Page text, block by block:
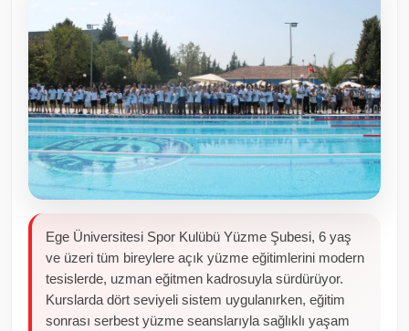
Kamu Kurumları ve Üst Kurullar
Resmi Reklamlar
Ege Üniversitesi Spor Kulübü Yüzme Şubesi, 6 yaş
ve üzeri tüm bireylere açık yüzme eğitimlerini modern
tesislerde, uzman eğitmen kadrosuyla sürdürüyor.
Kurslarda dört seviyeli sistem uygulanırken, eğitim
sonrası serbest yüzme seanslarıyla sağlıklı yaşam